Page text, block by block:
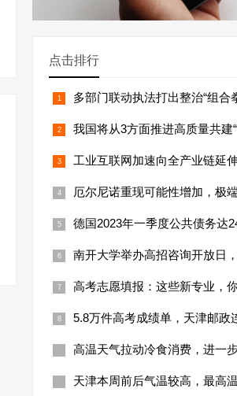
点击排行
多部门联动执法打出整治“组合
我国将从3方面推进高质量共建
工业互联网加速向全产业链延伸
厄尔尼诺重现可能性增加，极
德国2023年一季度公共债务达
南开大学举办高招咨询开放日
高考志愿填报：这些新专业，
5.8万件高考成绩单，天津邮政
高温天气拉动冷食消费，进一
天津本周前后气温较高，最高